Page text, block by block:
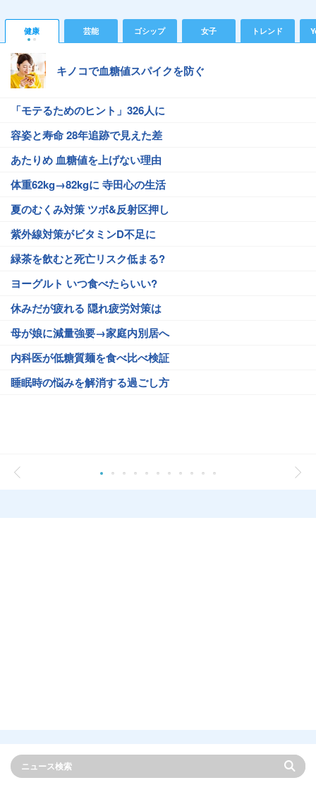
健康 芸能 ゴシップ 女子 トレンド
キノコで血糖値スパイクを防ぐ
「モテるためのヒント」326人に
容姿と寿命 28年追跡で見えた差
あたりめ 血糖値を上げない理由
体重62kg→82kgに 寺田心の生活
夏のむくみ対策 ツボ&反射区押し
紫外線対策がビタミンD不足に
緑茶を飲むと死亡リスク低まる?
ヨーグルト いつ食べたらいい?
休みだが疲れる 隠れ疲労対策は
母が娘に減量強要→家庭内別居へ
内科医が低糖質麺を食べ比べ検証
睡眠時の悩みを解消する過ごし方